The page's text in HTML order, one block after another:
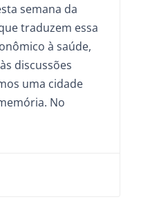
semana da
traduzem essa
à saúde,
discussões
uma cidade
No